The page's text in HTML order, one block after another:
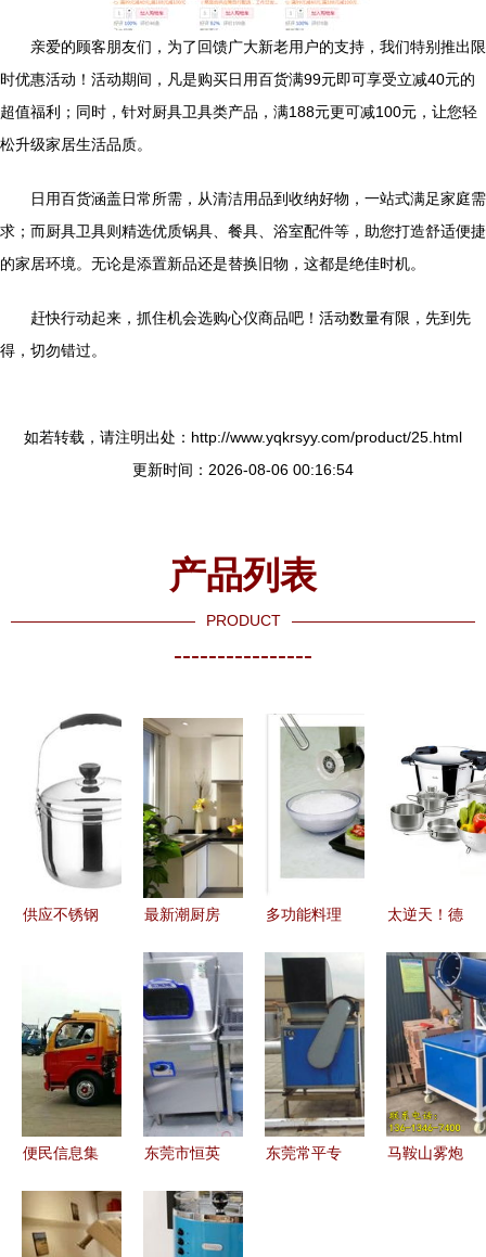
亲爱的顾客朋友们，为了回馈广大新老用户的支持，我们特别推出限
时优惠活动！活动期间，凡是购买日用百货满99元即可享受立减40元的
超值福利；同时，针对厨具卫具类产品，满188元更可减100元，让您轻
松升级家居生活品质。
日用百货涵盖日常所需，从清洁用品到收纳好物，一站式满足家庭需
求；而厨具卫具则精选优质锅具、餐具、浴室配件等，助您打造舒适便捷
的家居环境。无论是添置新品还是替换旧物，这都是绝佳时机。
赶快行动起来，抓住机会选购心仪商品吧！活动数量有限，先到先
得，切勿错过。
如若转载，请注明出处：http://www.yqkrsyy.com/product/25.html
更新时间：2026-08-06 00:16:54
产品列表
PRODUCT
----------------
供应不锈钢
潮安县金石
镇荣华不锈
钢制品厂的
品质厨具
最新潮厨房
具卫具焕发
新生机
多功能料理
手，厨房全
能无忧
太逆天！德
简直是实验
室，厨具卫
具的极致科
学
便民信息集
代步到安居
生活，一应
东莞市恒英
造厂 专注
非标机械开
东莞常平专
马鞍山雾炮